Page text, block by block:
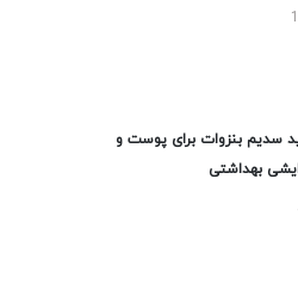
سدیم بنزوات برای پوست و
بهداشتی